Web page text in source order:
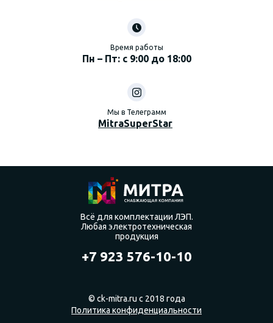
Время работы
Пн – Пт: с 9:00 до 18:00
Мы в Телеграмм
MitraSuperStar
Всё для комплектации ЛЭП.
Любая электротехническая
продукция
+7 923 576-10-10
© ck-mitra.ru с 2018 года
Политика конфиденциальности